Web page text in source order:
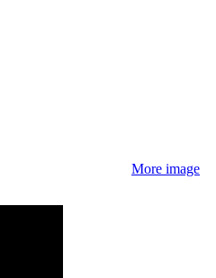
More image